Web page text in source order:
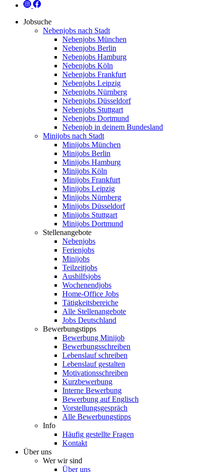
Jobsuche
Nebenjobs nach Stadt
Nebenjobs München
Nebenjobs Berlin
Nebenjobs Hamburg
Nebenjobs Köln
Nebenjobs Frankfurt
Nebenjobs Leipzig
Nebenjobs Nürnberg
Nebenjobs Düsseldorf
Nebenjobs Stuttgart
Nebenjobs Dortmund
Nebenjob in deinem Bundesland
Minijobs nach Stadt
Minijobs München
Minijobs Berlin
Minijobs Hamburg
Minijobs Köln
Minijobs Frankfurt
Minijobs Leipzig
Minijobs Nürnberg
Minijobs Düsseldorf
Minijobs Stuttgart
Minijobs Dortmund
Stellenangebote
Nebenjobs
Ferienjobs
Minijobs
Teilzeitjobs
Aushilfsjobs
Wochenendjobs
Home-Office Jobs
Tätigkeitsbereiche
Alle Stellenangebote
Jobs Deutschland
Bewerbungstipps
Bewerbung Minijob
Bewerbungsschreiben
Lebenslauf schreiben
Lebenslauf gestalten
Motivationsschreiben
Kurzbewerbung
Interne Bewerbung
Bewerbung auf Englisch
Vorstellungsgespräch
Alle Bewerbungstipps
Info
Häufig gestellte Fragen
Kontakt
Über uns
Wer wir sind
Über uns